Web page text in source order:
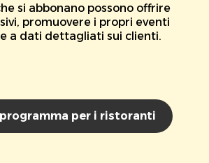
si abbonano possono offrire
promuovere i propri eventi
a dati dettagliati sui clienti.
per i ristoranti